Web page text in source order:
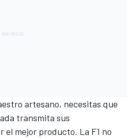
artesano, necesitas que
transmita sus
el mejor producto. La F1 no